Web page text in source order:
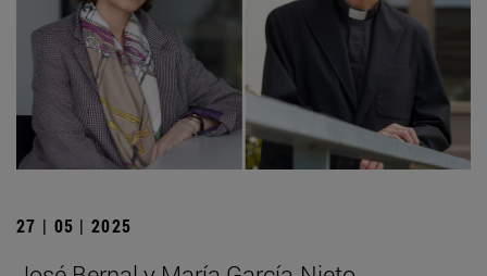
27 | 05 | 2025